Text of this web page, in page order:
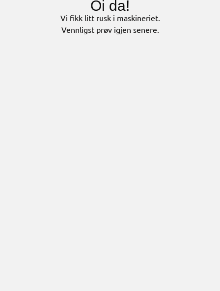
Oi da!
Vi fikk litt rusk i maskineriet.
Vennligst prøv igjen senere.